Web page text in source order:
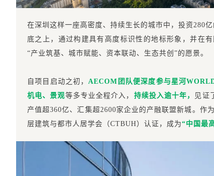
在深圳这样一座高密度、持续生长的城市中，投资280
底之上，通过构建具有高度标识性的地标形象，并在
“产业筑基、城市赋能、资本联动、生态共创”的愿景。
自项目启动之初， AECOM团队便深度参与星河
机电、景观等多专业全程介入， 持续投入逾十年，
见证
产值超360亿、汇集超2600家企业的产融联盟新城。作
层建筑与都市人居学会（CTBUH）认证，成为“中国最